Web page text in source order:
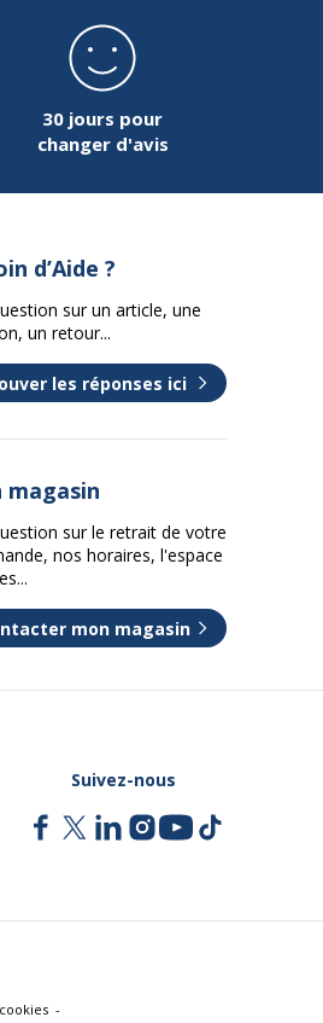
30 jours pour
changer d'avis
d’Aide ?
sur un article, une
un retour...
les réponses ici
magasin
sur le retrait de votre
nos horaires, l'espace
mon magasin
Suivez-nous